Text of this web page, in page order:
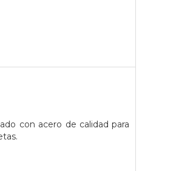
con acero de calidad para